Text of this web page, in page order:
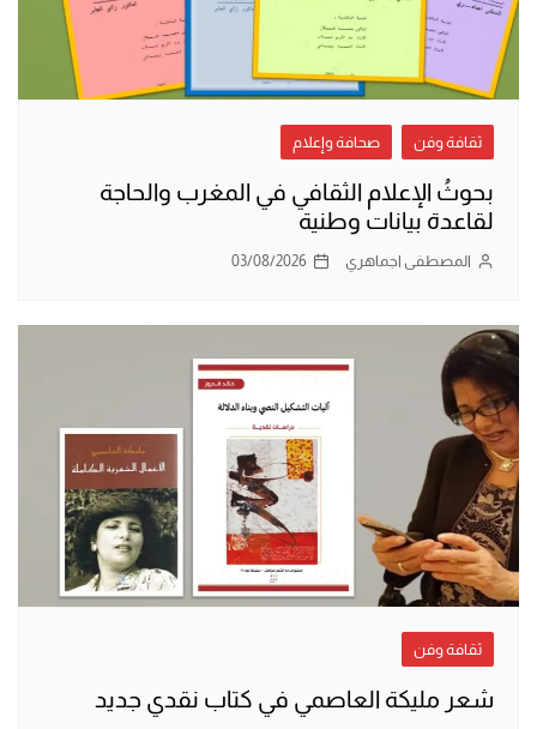
ثقافة وفن صحافة وإعلام
بحوثُ الإعلام الثقافي في المغرب والحاجة
لقاعدة بيانات وطنية
المصطفى اجماهري 03/08/2026
ثقافة وفن
شعر مليكة العاصمي في كتاب نقدي جديد